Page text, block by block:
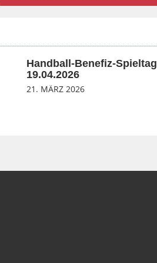
Handball-Benefiz-Spieltag
19.04.2026
21. MÄRZ 2026